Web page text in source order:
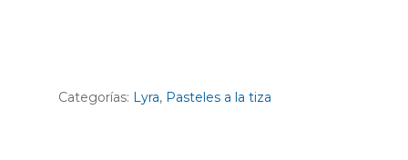
Categorías: Lyra, Pasteles a la tiza